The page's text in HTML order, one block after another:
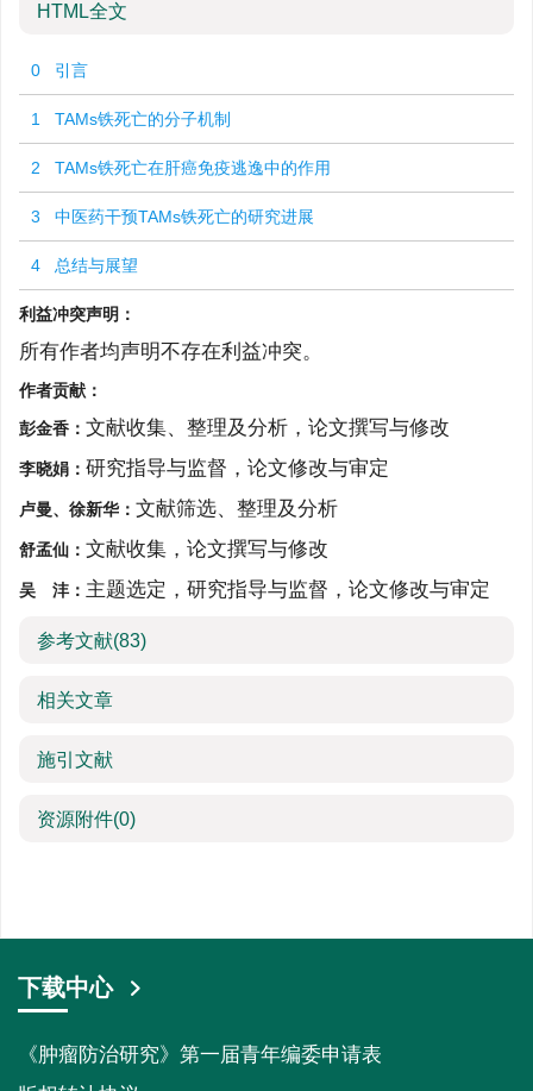
HTML全文
0 引言
1 TAMs铁死亡的分子机制
2 TAMs铁死亡在肝癌免疫逃逸中的作用
3 中医药干预TAMs铁死亡的研究进展
4 总结与展望
利益冲突声明：
所有作者均声明不存在利益冲突。
作者贡献：
彭金香： 文献收集、整理及分析，论文撰写与修改
李晓娟： 研究指导与监督，论文修改与审定
卢曼、徐新华： 文献筛选、整理及分析
舒孟仙： 文献收集，论文撰写与修改
吴 沣： 主题选定，研究指导与监督，论文修改与审定
参考文献(83)
相关文章
施引文献
资源附件(0)
下载中心
《肿瘤防治研究》第一届青年编委申请表